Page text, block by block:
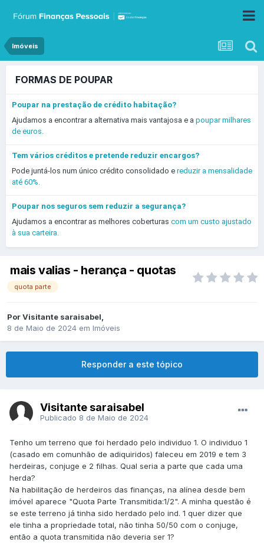
Imóveis
FORMAS DE POUPAR
Poupar na prestação de crédito habitação?
Ajudamos a encontrar a alternativa mais vantajosa e a poupar milhares
de euros.
Tem vários créditos e pretende reduzir encargos?
Pode juntá-los num único crédito consolidado e reduzir a mensalidade
até 60%.
Poupar nos seguros sem reduzir a segurança?
Ajudamos a encontrar as melhores coberturas com um custo ajustado
à sua carteira.
mais valias - herança - quotas
quota parte
PorVisitante saraisabel,
8 de Maio de 2024 em Imóveis
Responder a este tópico
Visitante saraisabel
Publicado 8 de Maio de 2024
Tenho um terreno que foi herdado pelo individuo 1. O individuo 1
(casado em comunhão de adiquiridos) faleceu em 2019 e tem 3
herdeiras, conjuge e 2 filhas. Qual seria a parte que cada uma
herda?
Na habilitação de herdeiros das finanças, na alínea desde bem
imóvel aparece "Quota Parte Transmitida:1/2". A minha questão é
se este terreno já tinha sido herdado pelo ind. 1 quer dizer que
ele tinha a propriedade total, não tinha 50/50 com o conjuge,
então a quota transmitida não deveria ser 1?